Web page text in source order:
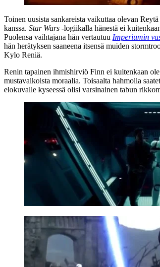
Toinen uusista sankareista vaikuttaa olevan
kanssa. Star Wars ‑logiikalla hänestä ei
Puolensa vaihtajana hän vertautuu Imperiumin
hän herätyksen saaneena itsensä muiden
Kylo Reniä.
Renin tapainen ihmishirviö Finn ei kuitenkaan
mustavalkoista moraalia. Toisaalta hahmolla
elokuvalle kyseessä olisi varsinainen tabun